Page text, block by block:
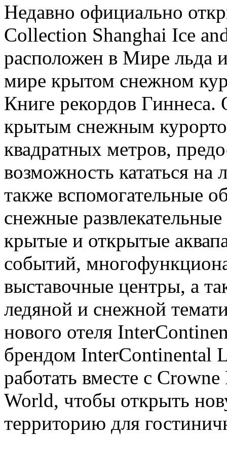
Недавно официально
Collection Shanghai Ice
расположен в Мире льда
мире крытом снежном
Книге рекордов
крытым снежным
квадратных метров,
возможность кататься на
также вспомогательные
снежные
крытые и открытые
событий,
выставочные центры, а
ледяной и снежной
нового отеля
брендом InterContinental
работать вместе с
World, чтобы открыть
территорию для